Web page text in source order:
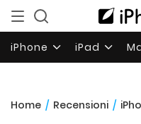
iPhone iPad
Home / Recensioni /